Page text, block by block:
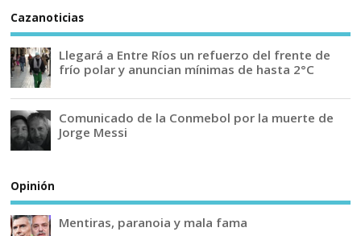
Cazanoticias
Llegará a Entre Ríos un refuerzo del frente de
frío polar y anuncian mínimas de hasta 2°C
Comunicado de la Conmebol por la muerte de
Jorge Messi
Opinión
Mentiras, paranoia y mala fama